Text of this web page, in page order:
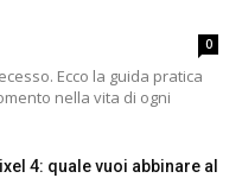
0
Ecco la guida pratica
nella vita di ogni
4: quale vuoi abbinare al